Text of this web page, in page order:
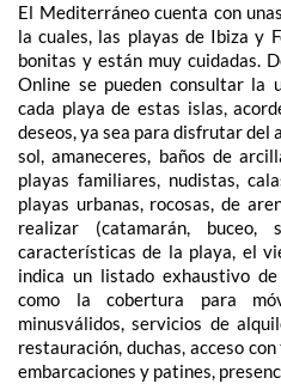
El Mediterráneo cuenta con
la cuales, las playas de Ibiza y
bonitas y están muy cuidadas.
Online se pueden consultar la
cada playa de estas islas,
deseos, ya sea para disfrutar del
sol, amaneceres, baños de
playas familiares, nudistas,
playas urbanas, rocosas, de
realizar (catamarán, buceo,
características de la playa, el
indica un listado exhaustivo
como la cobertura para
minusválidos, servicios de
restauración, duchas, acceso
embarcaciones y patines,